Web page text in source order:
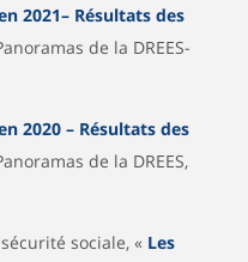
2021– Résultats des
de la DREES-
2020 – Résultats des
de la DREES,
sociale, « Les